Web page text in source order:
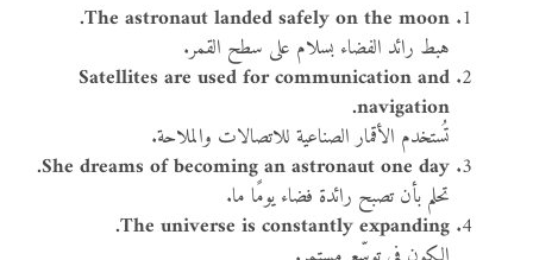
The astronaut landed safely on the moon.
هبط رائد الفضاء بسلام على سطح القمر.
Satellites are used for communication and
navigation.
تُستخدم الأقمار الصناعية للاتصالات والملاحة.
She dreams of becoming an astronaut one day.
تحلم بأن تصبح رائدة فضاء يومًا ما.
The universe is constantly expanding.